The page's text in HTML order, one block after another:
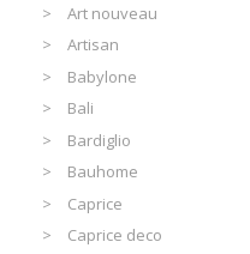
Art nouveau
Artisan
Babylone
Bali
Bardiglio
Bauhome
Caprice
Caprice deco